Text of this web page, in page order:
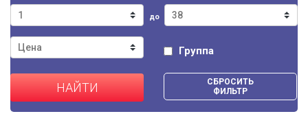
до
Группа
НАЙТИ
СБРОСИТЬ
ФИЛЬТР